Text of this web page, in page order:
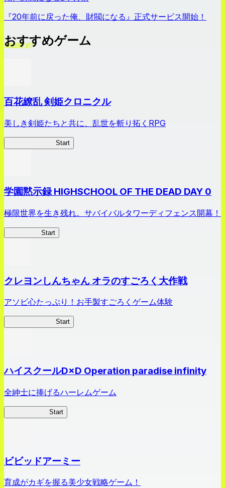
『20年前に戻った俺、財閥になる』正式サービス開始！
おすすめゲーム
百花繚乱 剣姫クロニクル
美しき剣姫たちと共に、乱世を斬り拓くRPG
Start
学園黙示録 HIGHSCHOOL OF THE DEAD DAY 0
極限世界を生き残れ。サバイバルタワーディフェンス開幕！
Start
クレヨンしんちゃん オラのすごろく大作戦
アソビ心たっぷり！お手製すごろくゲーム体験
Start
ハイスクールD×D Operation paradise infinity
全紳士に捧げるハーレムゲーム
Start
ビビッドアーミー
育成がカギを握る美少女戦略ゲーム！